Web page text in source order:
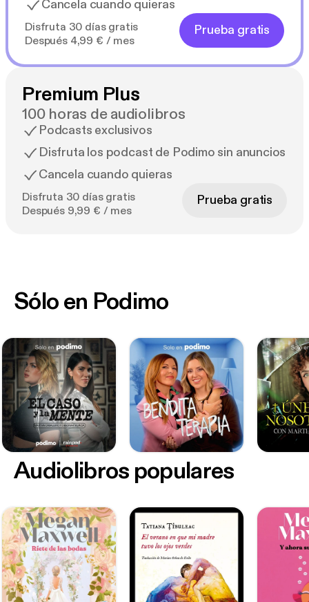
Cancela cuando quieras
Disfruta 30 días gratis
Después 4,99 € / mes
Prueba gratis
Premium Plus
100 horas de audiolibros
Podcasts exclusivos
Disfruta los podcast de Podimo sin anuncios
Cancela cuando quieras
Disfruta 30 días gratis
Después 9,99 € / mes
Prueba gratis
Sólo en Podimo
Audiolibros populares